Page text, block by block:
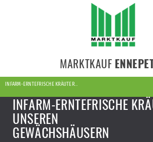
MARKTKAUF
INFARM-ERNTEFRISCHE KRÄUTER…
INFARM-ERNTEFRISCHE
UNSEREN
GEWÄCHSHÄUSERN